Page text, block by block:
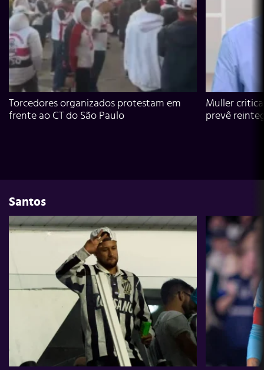
Torcedores organizados protestam em
frente ao CT do São Paulo
Muller
prevê
Santos